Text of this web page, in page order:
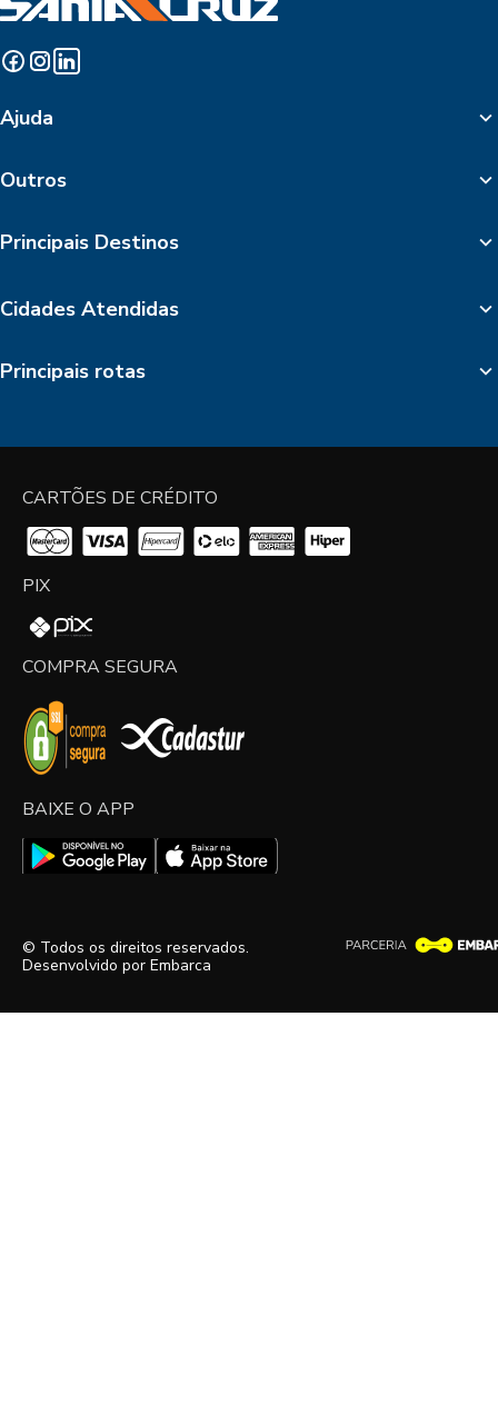
Ajuda
Outros
Principais Destinos
Cidades Atendidas
Principais rotas
CARTÕES DE CRÉDITO
PIX
COMPRA SEGURA
BAIXE O APP
© Todos os direitos reservados.
Desenvolvido por Embarca